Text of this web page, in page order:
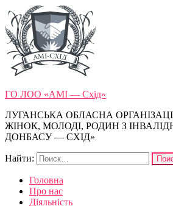
ГО ЛОО «АМІ — Схід»
ЛУГАНСЬКА ОБЛАСНА
ЖІНОК, МОЛОДІ, РОДИН З
ДОНБАСУ — СХІД»
Найти:
Головна
Про нас
Діяльність